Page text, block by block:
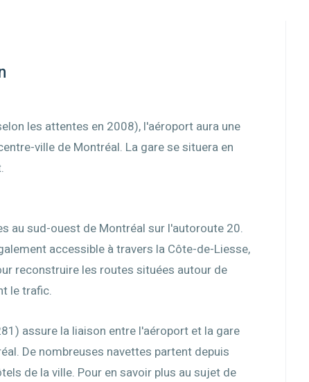
les attentes en 2008), l'aéroport aura une
ville de Montréal. La gare se situera en
au sud-ouest de Montréal sur l'autoroute 20.
accessible à travers la Côte-de-Liesse,
reconstruire les routes situées autour de
le trafic.
assure la liaison entre l'aéroport et la gare
De nombreuses navettes partent depuis
de la ville. Pour en savoir plus au sujet de